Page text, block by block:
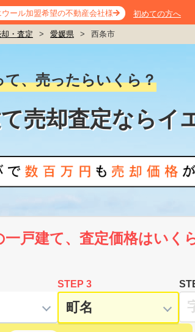
ウール加盟希望の不動産会社様 初めての方へ
・査定 > 愛媛県 > 西条市
て、売ったらいくら？
売却査定ならイ
一戸建て、査定価格はいく
STEP 3